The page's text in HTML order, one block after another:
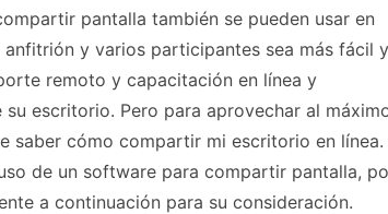
pantalla también se pueden usar en
y varios participantes sea más fácil y
remoto y capacitación en línea y
escritorio. Pero para aprovechar al
saber cómo compartir mi escritorio en línea.
de un software para compartir pantalla,
a continuación para su consideración.